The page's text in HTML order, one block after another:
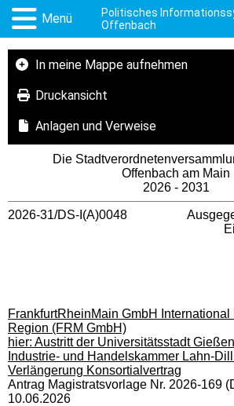
Menü
Politisches
Offenbach
In meine Mappe aufnehmen
Druckansicht
Anlagen und Verweise
Die
Offenbach am Main
2026 - 2031
2026-31/DS-I(A)0048
FrankfurtRheinMain GmbH International
Region (FRM GmbH)
hier: Austritt der Universitätsstadt
Industrie- und Handelskammer Lahn-
Verlängerung Konsortialvertrag
Antrag Magistratsvorlage Nr. 2026-169
10.06.2026